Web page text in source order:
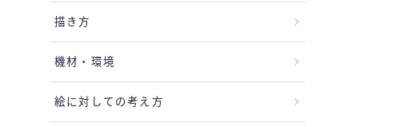
描き方
機材・環境
絵に対しての考え方